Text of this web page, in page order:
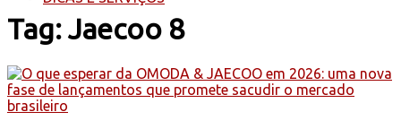
Tag:Jaecoo 8